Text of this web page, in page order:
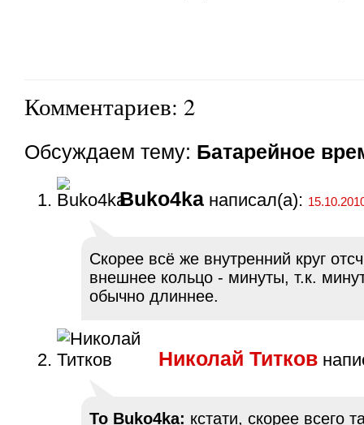
Комментариев: 2
Обсуждаем тему: Батарейное
Buko4ka написал(а):
Скорее всё же внутренний круг
внешнее кольцо - минуты, т.к.
обычно длиннее.
Николай Титков
To Buko4ka: кстати, скорее всего